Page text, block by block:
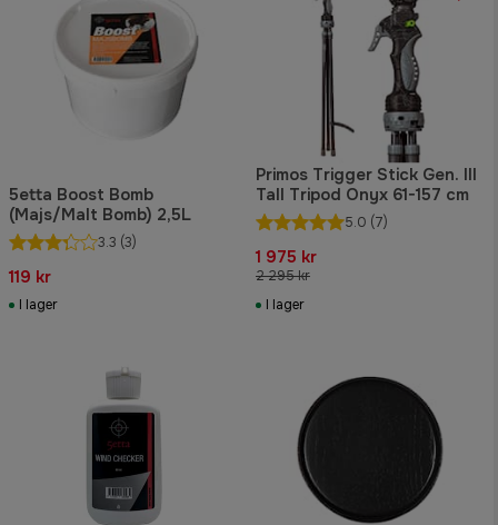
5etta Boost Bomb
(Majs/Malt Bomb) 2,5L
3.3 (3)
119 kr
I lager
Primos Trigger Stick Gen. III
Tall Tripod Onyx 61-157 cm
5.0 (7)
1 975 kr
2 295 kr
I lager